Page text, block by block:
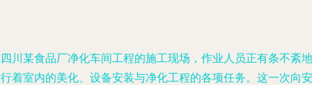
川某食品厂净化车间工程的施工现场，作业人员正有条不紊地
着室内的美化、设备安装与净化工程的各项任务。这一次向安